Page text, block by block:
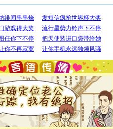
到了，想想没什么送给你的，又不打算给
要知足！千万不要忘记我！
样的日子才会想起你,而是这样的日子才
扰你,告诉你,圣诞要快乐!新年要快乐!天天
颗祝福的心,在这个特别的日子里,愿幸福,
,一切美好的祝愿与你同在.圣诞快乐!
会触电；看不到你我要充电；没有你我会
职业，想你是我事业，抱你是我特长，吻